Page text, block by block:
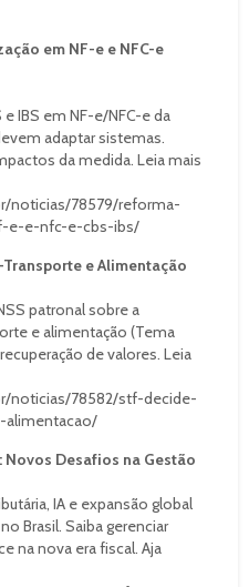
em NF-e e NFC-e
IBS em NF-e/NFC-e da
adaptar sistemas.
da medida. Leia mais
noticias/78579/reforma-
e-e-nfc-e-cbs-ibs/
e Alimentação
patronal sobre a
e alimentação (Tema
de valores. Leia
noticias/78582/stf-decide-
alimentacao/
Novos Desafios na Gestão
IA e expansão global
Brasil. Saiba gerenciar
na nova era fiscal. Aja